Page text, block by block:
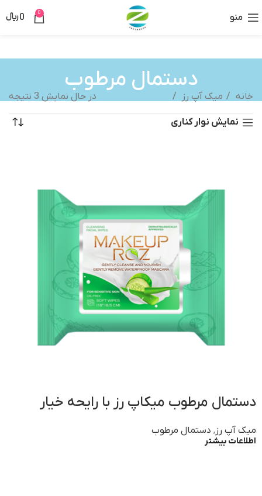
منو 0
0﷼
دستمال مرطوب
خانه میک آپ رز در حال نمایش 3 نتیجه
نمایش نوار کناری
دستمال مرطوب میکاپ رز با رایحه خیار
میک آپ رز , دستمال مرطوب
اطلاعات بیشتر